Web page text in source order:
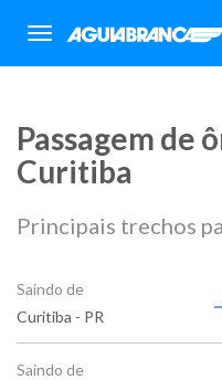
Passagem de
Curitiba
Principais trechos
Saindo de
Curitiba - PR
Saindo de